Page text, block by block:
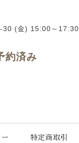
30 (金) 15:00～17:30
約済み
特定商取引